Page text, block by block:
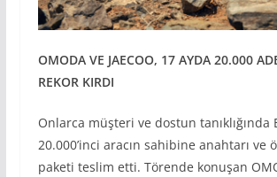
OMODA VE JAECOO, 17 AYDA 20.000
REKOR KIRDI
Onlarca müşteri ve dostun tanıklığında
20.000’inci aracın sahibine anahtarı ve
paketi teslim etti. Törende konuşan